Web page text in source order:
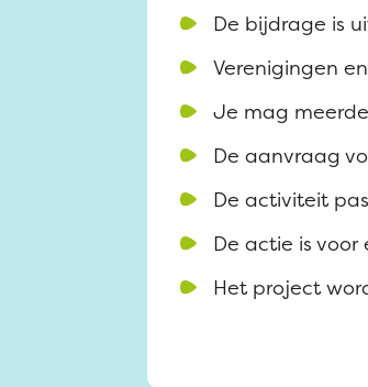
De bijdrage is
Verenigingen
Je mag
De aanvraag
De activiteit
De actie is
Het project